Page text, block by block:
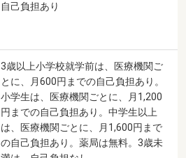
自己負担あり
3歳以上小学校就学前は、医療機関ご
とに、月600円までの自己負担あり。
小学生は、医療機関ごとに、月1,200
円までの自己負担あり。中学生以上
は、医療機関ごとに、月1,600円まで
の自己負担あり。薬局は無料。3歳未